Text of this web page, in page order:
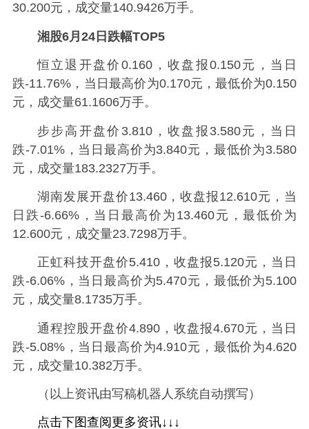
30.200元，成交量140.9426万手。
湘股6月24日跌幅TOP5
恒立退开盘价0.160，收盘报0.150元，当日
跌-11.76%，当日最高价为0.170元，最低价为0.150
元，成交量61.1606万手。
步步高开盘价3.810，收盘报3.580元，当日
跌-7.01%，当日最高价为3.840元，最低价为3.580
元，成交量183.2327万手。
湖南发展开盘价13.460，收盘报12.610元，当
日跌-6.66%，当日最高价为13.460元，最低价为
12.600元，成交量23.7298万手。
正虹科技开盘价5.410，收盘报5.120元，当日
跌-6.06%，当日最高价为5.470元，最低价为5.100
元，成交量8.1735万手。
通程控股开盘价4.890，收盘报4.670元，当日
跌-5.08%，当日最高价为4.910元，最低价为4.620
元，成交量10.382万手。
（以上资讯由写稿机器人系统自动撰写）
点击下图查阅更多资讯↓↓↓